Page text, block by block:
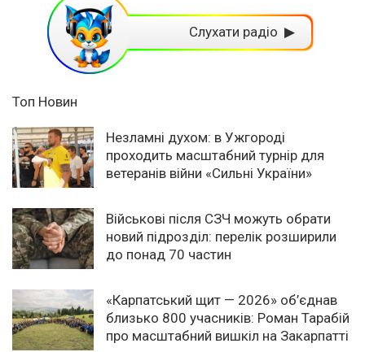
Слухати радіо ▶
Топ Новин
Незламні духом: в Ужгороді
проходить масштабний турнір для
ветеранів війни «Сильні України»
Військові після СЗЧ можуть обрати
новий підрозділ: перелік розширили
до понад 70 частин
«Карпатський щит — 2026» об’єднав
близько 800 учасників: Роман Тарабій
про масштабний вишкіл на Закарпатті